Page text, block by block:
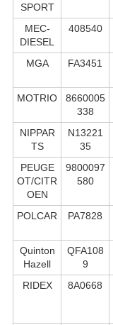
SPORT
MEC-
DIESEL
408540
MGA
FA3451
MOTRIO
8660005
338
NIPPAR
TS
N13221
35
PEUGE
OT/CITR
OEN
9800097
580
POLCAR PA7828
Quinton
Hazell
QFA108
9
RIDEX
8A0668